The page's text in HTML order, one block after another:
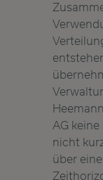
AG
nicht
über